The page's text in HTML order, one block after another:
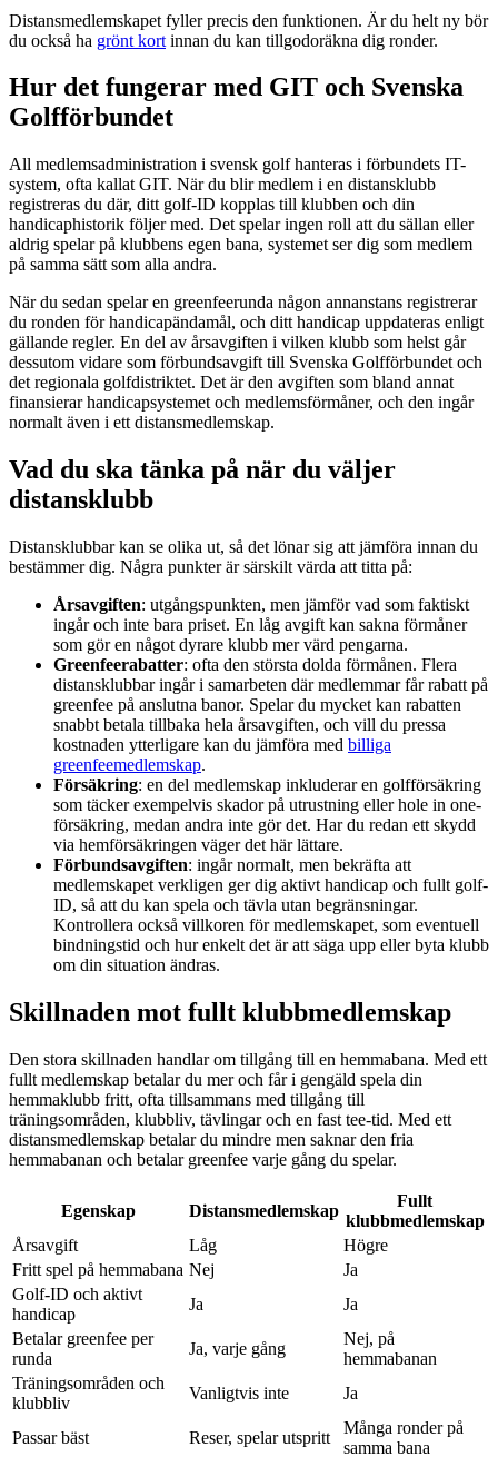
Distansmedlemskapet fyller precis den funktionen. Är du helt ny bör
du också ha grönt kort innan du kan tillgodoräkna dig ronder.
Hur det fungerar med GIT och Svenska
Golfförbundet
All medlemsadministration i svensk golf hanteras i förbundets IT-
system, ofta kallat GIT. När du blir medlem i en distansklubb
registreras du där, ditt golf-ID kopplas till klubben och din
handicaphistorik följer med. Det spelar ingen roll att du sällan eller
aldrig spelar på klubbens egen bana, systemet ser dig som medlem
på samma sätt som alla andra.
När du sedan spelar en greenfeerunda någon annanstans registrerar
du ronden för handicapändamål, och ditt handicap uppdateras enligt
gällande regler. En del av årsavgiften i vilken klubb som helst går
dessutom vidare som förbundsavgift till Svenska Golfförbundet och
det regionala golfdistriktet. Det är den avgiften som bland annat
finansierar handicapsystemet och medlemsförmåner, och den ingår
normalt även i ett distansmedlemskap.
Vad du ska tänka på när du väljer
distansklubb
Distansklubbar kan se olika ut, så det lönar sig att jämföra innan du
bestämmer dig. Några punkter är särskilt värda att titta på:
Årsavgiften: utgångspunkten, men jämför vad som faktiskt
ingår och inte bara priset. En låg avgift kan sakna förmåner
som gör en något dyrare klubb mer värd pengarna.
Greenfeerabatter: ofta den största dolda förmånen. Flera
distansklubbar ingår i samarbeten där medlemmar får rabatt på
greenfee på anslutna banor. Spelar du mycket kan rabatten
snabbt betala tillbaka hela årsavgiften, och vill du pressa
kostnaden ytterligare kan du jämföra med billiga
greenfeemedlemskap.
Försäkring: en del medlemskap inkluderar en golfförsäkring
som täcker exempelvis skador på utrustning eller hole in one-
försäkring, medan andra inte gör det. Har du redan ett skydd
via hemförsäkringen väger det här lättare.
Förbundsavgiften: ingår normalt, men bekräfta att
medlemskapet verkligen ger dig aktivt handicap och fullt golf-
ID, så att du kan spela och tävla utan begränsningar.
Kontrollera också villkoren för medlemskapet, som eventuell
bindningstid och hur enkelt det är att säga upp eller byta klubb
om din situation ändras.
Skillnaden mot fullt klubbmedlemskap
Den stora skillnaden handlar om tillgång till en hemmabana. Med ett
fullt medlemskap betalar du mer och får i gengäld spela din
hemmaklubb fritt, ofta tillsammans med tillgång till
träningsområden, klubbliv, tävlingar och en fast tee-tid. Med ett
distansmedlemskap betalar du mindre men saknar den fria
hemmabanan och betalar greenfee varje gång du spelar.
Egenskap Distansmedlemskap
Fullt
klubbmedlemskap
Årsavgift
Låg
Högre
Fritt spel på hemmabana Nej
Ja
Golf-ID och aktivt
handicap
Ja
Ja
Betalar greenfee per
runda
Ja, varje gång
Nej, på
hemmabanan
Träningsområden och
klubbliv
Vanligtvis inte Ja
Passar bäst Reser, spelar utspritt
Många ronder på
samma bana